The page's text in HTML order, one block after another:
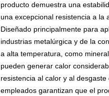
producto demuestra una
una excepcional resistencia a la
Diseñado principalmente para
industrias metalúrgica y de la
a alta temperatura, como
pueden generar calor
resistencia al calor y al
empleados garantizan que el